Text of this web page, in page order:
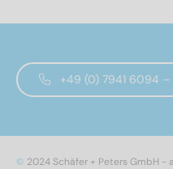
+49 (0) 7941 6094 –
© 2024 Schäfer + Peters GmbH -